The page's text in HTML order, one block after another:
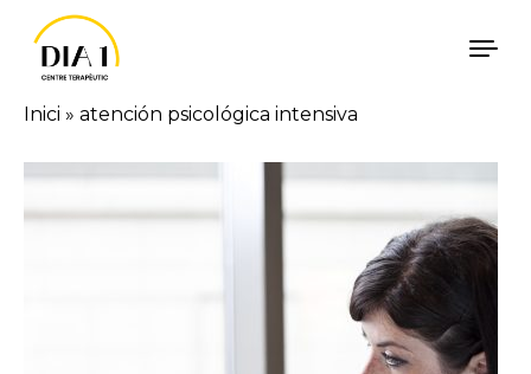
Vés al contingut
Inici » atención psicológica intensiva
Català Español